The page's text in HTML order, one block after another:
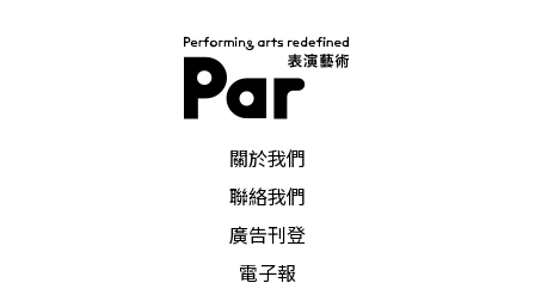
速度時，又轉變成映像派音樂，即使輕彈幾個小
節，那恰到好處的力道，直叫人大為讚嘆！山下洋
中，卻常能聽到他刻意背離傳統既定的節奏與音樂
邏輯；他也是探尋多種西方音樂素材，最後在屬於
自己的民謠根源當中悟出與爵士樂相融秘訣的頂尖
關於我們
聯絡我們
廣告刊登
電子報